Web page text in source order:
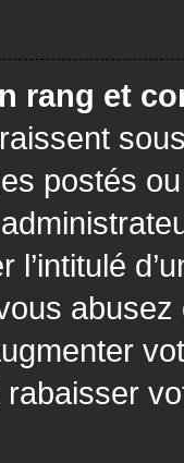
rang et
postés
l’intitulé